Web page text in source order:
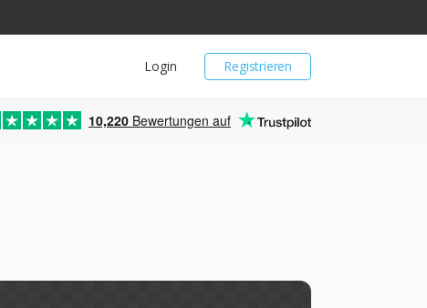
Registrieren
Login
10,220 Bewertungen auf